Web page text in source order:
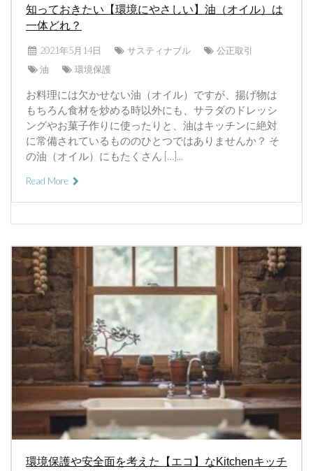
知っておきたい【環境にやさしい】油（オイル）は
一体どれ？
2021年5月14日 サスティナブル
公正取引
油
環境保護
お料理には欠かせない油（オイル）ですが、揚げ物は
もちろん食材を炒める時以外にも、サラダのドレッシ
ングやお菓子作りに使ったりと、油はキッチンに絶対
に常備されているもののひとつではありませんか？ そ
の油（オイル）にもたくさん […]...
Read More
環境保護や安全面を考えた【エコ】なKitchenキッチ